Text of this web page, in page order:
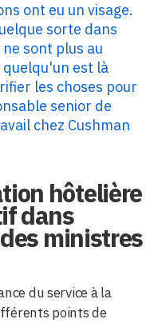
ont eu un visage.
sorte dans
sont plus au
quelqu'un est là
les choses pour
senior de
chez Cushman
hôtelière
dans
ministres
du service à la
points de